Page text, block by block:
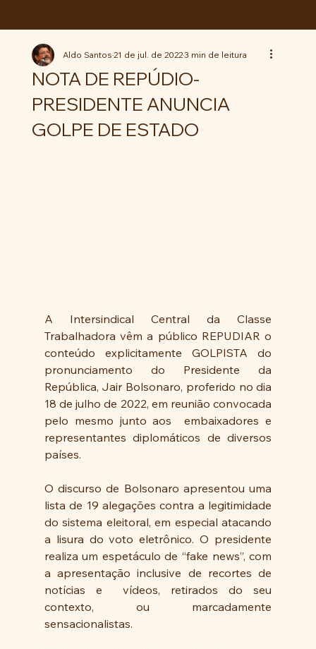
NOTA DE REPÚDIO-
PRESIDENTE ANUNCIA
GOLPE DE ESTADO
Aldo Santos21 de jul. de 20223 min de leitura
A Intersindical Central da Classe
Trabalhadora vêm a público REPUDIAR o
conteúdo explicitamente GOLPISTA do
pronunciamento do Presidente da
República, Jair Bolsonaro, proferido no dia
18 de julho de 2022, em reunião convocada
pelo mesmo junto aos  embaixadores e
representantes diplomáticos de diversos
países.
O discurso de Bolsonaro apresentou uma
lista de 19 alegações contra a legitimidade
do sistema eleitoral, em especial atacando
a lisura do voto eletrônico. O presidente
realiza um espetáculo de “fake news”, com
a apresentação inclusive de recortes de
notícias e  vídeos, retirados do seu
contexto, ou marcadamente
sensacionalistas.